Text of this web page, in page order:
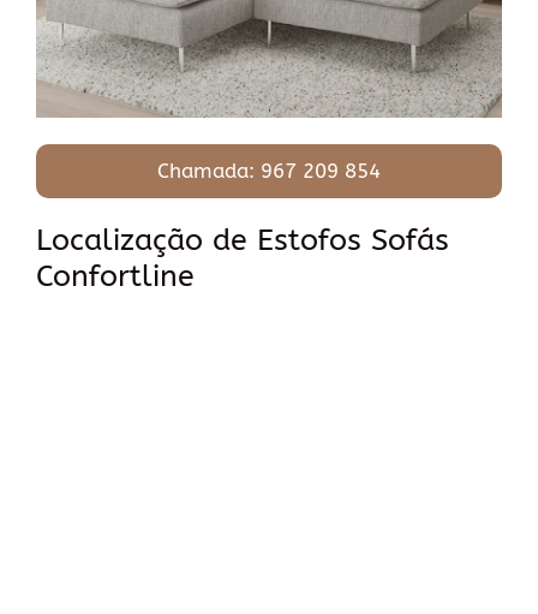
Chamada: 967 209 854
Localização de Estofos Sofás
Confortline